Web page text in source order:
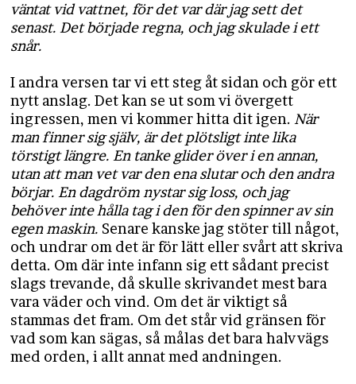
väntat vid vattnet, för det var där jag sett det
senast. Det började regna, och jag skulade i ett
snår.
I andra versen tar vi ett steg åt sidan och gör ett
nytt anslag. Det kan se ut som vi övergett
ingressen, men vi kommer hitta dit igen. När
man finner sig själv, är det plötsligt inte lika
törstigt längre. En tanke glider över i en annan,
utan att man vet var den ena slutar och den andra
börjar. En dagdröm nystar sig loss, och jag
behöver inte hålla tag i den för den spinner av sin
egen maskin. Senare kanske jag stöter till något,
och undrar om det är för lätt eller svårt att skriva
detta. Om där inte infann sig ett sådant precist
slags trevande, då skulle skrivandet mest bara
vara väder och vind. Om det är viktigt så
stammas det fram. Om det står vid gränsen för
vad som kan sägas, så målas det bara halvvägs
med orden, i allt annat med andningen.